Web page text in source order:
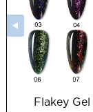
Flakey Gel